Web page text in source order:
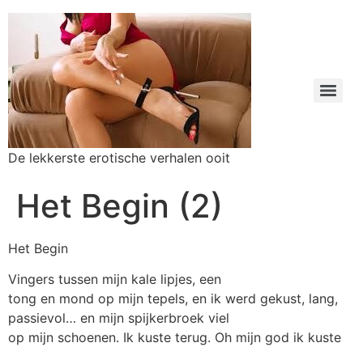
De lekkerste erotische verhalen ooit
Het Begin (2)
Het Begin
Vingers tussen mijn kale lipjes, een
tong en mond op mijn tepels, en ik werd gekust, lang,
passievol… en mijn spijkerbroek viel
op mijn schoenen. Ik kuste terug. Oh mijn god ik kuste